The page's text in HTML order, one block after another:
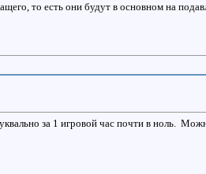
то есть они будут в основном на
за 1 игровой час почти в ноль.